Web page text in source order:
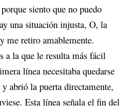
siento que no puedo
una situación injusta, O, la
me retiro amablemente.
a la que le resulta más fácil
línea necesitaba quedarse
abrió la puerta directamente,
Esta línea señala el fin del